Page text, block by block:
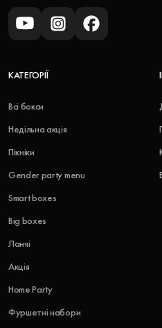
КАТЕГОРІЇ
Всі бокси
Недільна акція
Пікніки
Gender party menu
Smart boxes
Big boxes
Ланчі
Акція
Home Party
Фуршетні набори